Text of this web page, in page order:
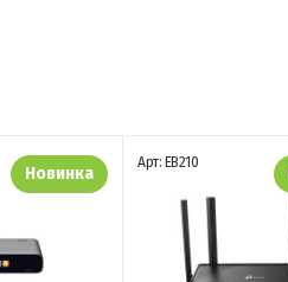
Новинка
Арт: EB210